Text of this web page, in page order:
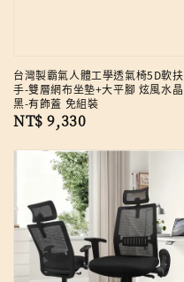
台灣製霸氣人體工學透氣椅5D軟扶
手-雙層網布坐墊+大平腳 炫風水晶
黑-有飾蓋 免組裝
Regular
NT$ 9,330